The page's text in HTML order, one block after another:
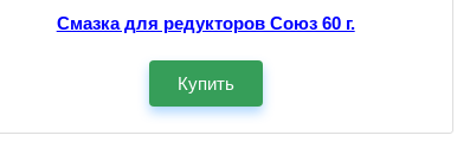
Смазка для редукторов Союз 60 г.
Купить